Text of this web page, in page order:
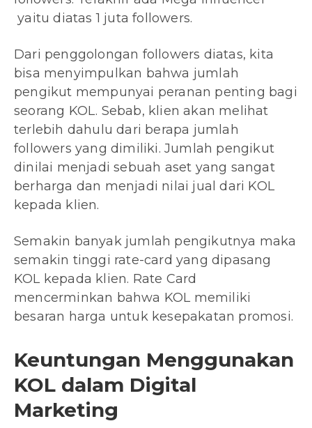
yaitu diatas 1 juta followers.
Dari penggolongan followers diatas, kita
bisa menyimpulkan bahwa jumlah
pengikut mempunyai peranan penting bagi
seorang KOL. Sebab, klien akan melihat
terlebih dahulu dari berapa jumlah
followers yang dimiliki. Jumlah pengikut
dinilai menjadi sebuah aset yang sangat
berharga dan menjadi nilai jual dari KOL
kepada klien.
Semakin banyak jumlah pengikutnya maka
semakin tinggi rate-card yang dipasang
KOL kepada klien. Rate Card
mencerminkan bahwa KOL memiliki
besaran harga untuk kesepakatan promosi.
Keuntungan Menggunakan
KOL dalam Digital
Marketing